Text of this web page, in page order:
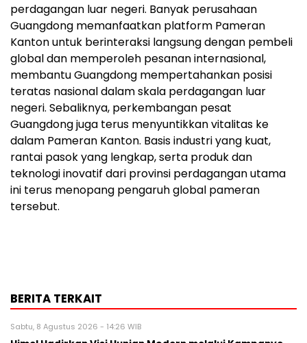
perdagangan luar negeri. Banyak perusahaan
Guangdong memanfaatkan platform Pameran
Kanton untuk berinteraksi langsung dengan pembeli
global dan memperoleh pesanan internasional,
membantu Guangdong mempertahankan posisi
teratas nasional dalam skala perdagangan luar
negeri. Sebaliknya, perkembangan pesat
Guangdong juga terus menyuntikkan vitalitas ke
dalam Pameran Kanton. Basis industri yang kuat,
rantai pasok yang lengkap, serta produk dan
teknologi inovatif dari provinsi perdagangan utama
ini terus menopang pengaruh global pameran
tersebut.
BERITA TERKAIT
Sabtu, 8 Agustus 2026 - 14:26 WIB